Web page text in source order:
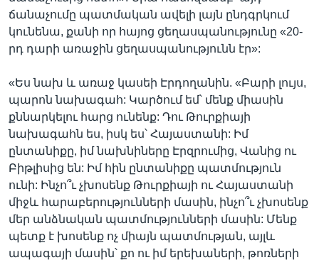
ճանաչումը պատմական ավելի լայն ընդգրկում
կունենա, քանի որ հայոց ցեղասպանությունը «20-
րդ դարի առաջին ցեղասպանությունն էր»:
«Ես նախ և առաջ կասեի Էրդողանին. «Բարի լույս,
պարոն նախագահ: Կարծում եմ՝ մենք միասին
քննարկելու հարց ունենք: Դու Թուրքիայի
նախագահն ես, իսկ ես՝ Հայաստանի: Իմ
ընտանիքը, իմ նախնիները Էրզրումից, Վանից ու
Բիթլիսից են: Իմ հին ընտանիքը պատմություն
ունի: Ինչո՞ւ չխոսենք Թուրքիայի ու Հայաստանի
միջև հարաբերությունների մասին, ինչո՞ւ չխոսենք
մեր անձնական պատմությունների մասին: Մենք
պետք է խոսենք ոչ միայն պատմության, այլև
ապագայի մասին՝ քո ու իմ երեխաների, թոռների